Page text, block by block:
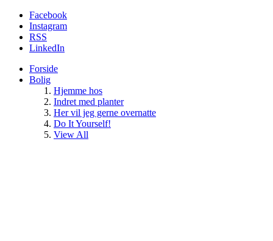
Facebook
Instagram
RSS
LinkedIn
Forside
Bolig
Hjemme hos
Indret med planter
Her vil jeg gerne overnatte
Do It Yourself!
View All